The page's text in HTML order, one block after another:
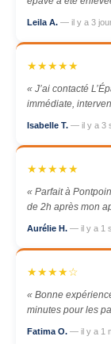
Leila A. — il y a 3
★★★★★
« J’ai contacté
immédiate,
Isabelle T. — il y a 3
★★★★★
« Parfait à
de 2h après mon
Aurélie H. — il y a 1
★★★★☆
« Bonne
minutes pour les
Fatima O. — il y a 1